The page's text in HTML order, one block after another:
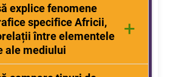
pe hartă a
hidrografie, clima si
explice fenomene
specifice Africii,
între elementele
ale mediului
+